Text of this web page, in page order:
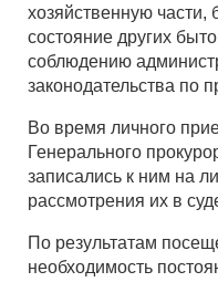
хозяйственную
состояние других
соблюдению
законодательства по
Во время личного
Генерального
записались к ним на
рассмотрения их в
По результатам
необходимость